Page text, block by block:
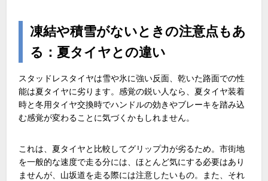
凍結や積雪がないときの注意点もあ
る：夏タイヤとの違い
スタッドレスタイヤは雪や氷に強い反面、乾いた路面での性
能は夏タイヤに劣ります。感覚の鋭い人なら、夏タイヤ装着
時と冬用タイヤ交換時でハンドルの効きやブレーキを踏み込
む感覚が変わることに気づくかもしれません。
これは、夏タイヤと比較してグリップ力が劣るため。市街地
を一般的な速度で走る分には、ほとんど気にする必要はあり
ませんが、山坂道を走る際には注意したいもの。また、それ